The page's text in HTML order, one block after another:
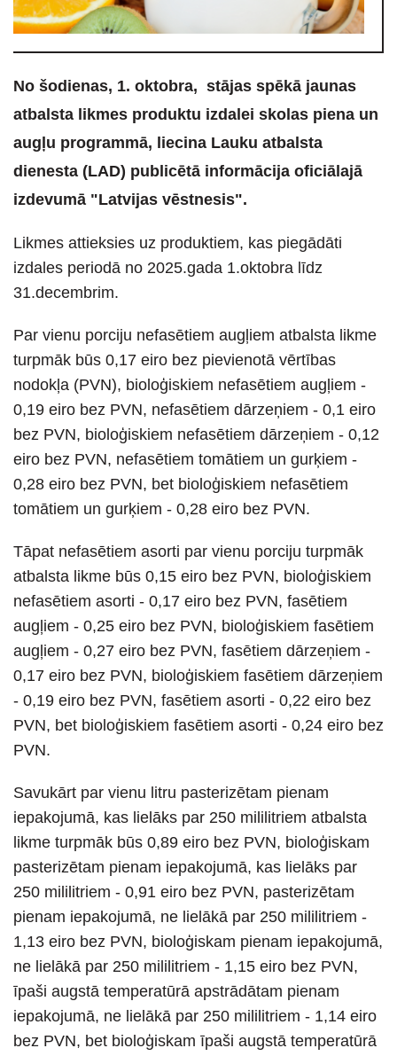
No šodienas, 1. oktobra, stājas spēkā jaunas
atbalsta likmes produktu izdalei skolas piena un
augļu programmā, liecina Lauku atbalsta
dienesta (LAD) publicētā informācija oficiālajā
izdevumā "Latvijas vēstnesis".
Likmes attieksies uz produktiem, kas piegādāti
izdales periodā no 2025.gada 1.oktobra līdz
31.decembrim.
Par vienu porciju nefasētiem augļiem atbalsta likme
turpmāk būs 0,17 eiro bez pievienotā vērtības
nodokļa (PVN), bioloģiskiem nefasētiem augļiem -
0,19 eiro bez PVN, nefasētiem dārzeņiem - 0,1 eiro
bez PVN, bioloģiskiem nefasētiem dārzeņiem - 0,12
eiro bez PVN, nefasētiem tomātiem un gurķiem -
0,28 eiro bez PVN, bet bioloģiskiem nefasētiem
tomātiem un gurķiem - 0,28 eiro bez PVN.
Tāpat nefasētiem asorti par vienu porciju turpmāk
atbalsta likme būs 0,15 eiro bez PVN, bioloģiskiem
nefasētiem asorti - 0,17 eiro bez PVN, fasētiem
augļiem - 0,25 eiro bez PVN, bioloģiskiem fasētiem
augļiem - 0,27 eiro bez PVN, fasētiem dārzeņiem -
0,17 eiro bez PVN, bioloģiskiem fasētiem dārzeņiem
- 0,19 eiro bez PVN, fasētiem asorti - 0,22 eiro bez
PVN, bet bioloģiskiem fasētiem asorti - 0,24 eiro bez
PVN.
Savukārt par vienu litru pasterizētam pienam
iepakojumā, kas lielāks par 250 mililitriem atbalsta
likme turpmāk būs 0,89 eiro bez PVN, bioloģiskam
pasterizētam pienam iepakojumā, kas lielāks par
250 mililitriem - 0,91 eiro bez PVN, pasterizētam
pienam iepakojumā, ne lielākā par 250 mililitriem -
1,13 eiro bez PVN, bioloģiskam pienam iepakojumā,
ne lielākā par 250 mililitriem - 1,15 eiro bez PVN,
īpaši augstā temperatūrā apstrādātam pienam
iepakojumā, ne lielākā par 250 mililitriem - 1,14 eiro
bez PVN, bet bioloģiskam īpaši augstā temperatūrā